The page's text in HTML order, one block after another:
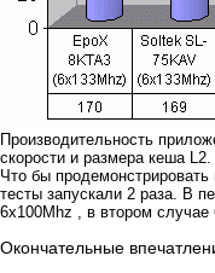
Производительность
скорости и размера кеша L2.
Что бы
тесты запускали 2 раза. В
6х100Mhz , в втором случае
Окончательные